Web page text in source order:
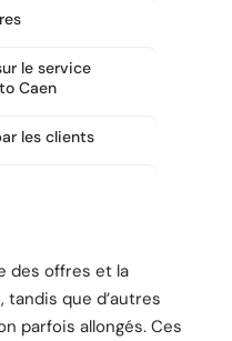
le service
Caen
les clients
des offres et la
que d’autres
parfois allongés. Ces